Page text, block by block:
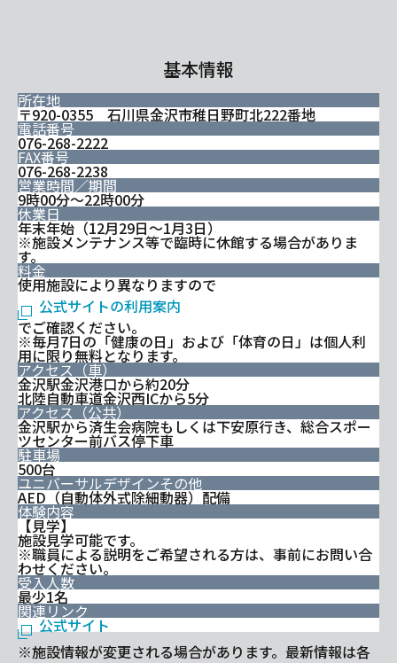
基本情報
所在地
〒920-0355 石川県金沢市稚日野町北222番地
電話番号
076-268-2222
FAX番号
076-268-2238
営業時間／期間
9時00分～22時00分
休業日
年末年始（12月29日～1月3日）
※施設メンテナンス等で臨時に休館する場合がありま
す。
料金
使用施設により異なりますので
公式サイトの利用案内
でご確認ください。
※毎月7日の「健康の日」および「体育の日」は個人利
用に限り無料となります。
アクセス（車）
金沢駅金沢港口から約20分
北陸自動車道金沢西ICから5分
アクセス（公共）
金沢駅から済生会病院もしくは下安原行き、総合スポー
ツセンター前バス停下車
駐車場
500台
ユニバーサルデザインその他
AED（自動体外式除細動器）配備
体験内容
【見学】
施設見学可能です。
※職員による説明をご希望される方は、事前にお問い合
わせください。
受入人数
最少1名
関連リンク
公式サイト
※施設情報が変更される場合があります。最新情報は各